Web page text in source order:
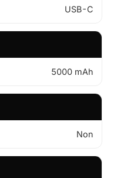
USB-C
5000 mAh
Non